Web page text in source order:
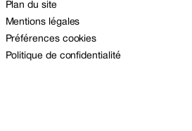
Plan du site
Mentions légales
Préférences cookies
Politique de confidentialité